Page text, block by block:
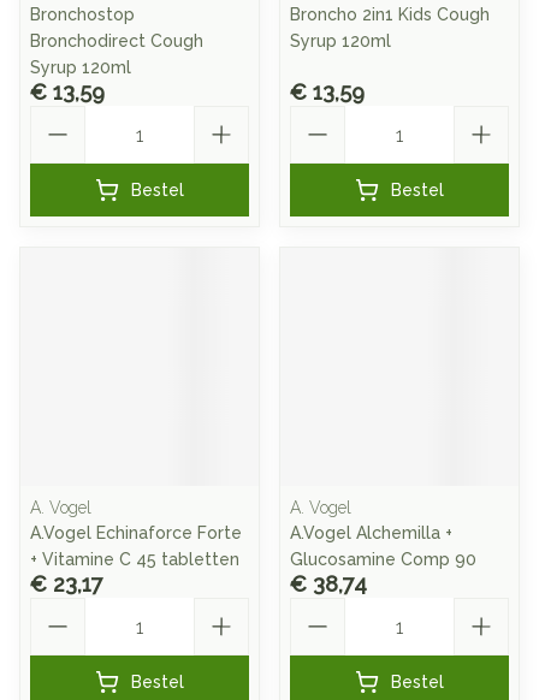
Bronchostop
Bronchodirect Cough
Syrup 120ml
€ 13,59
Bestel
Broncho 2in1 Kids Cough
Syrup 120ml
€ 13,59
Bestel
A. Vogel
A.Vogel Echinaforce Forte
+ Vitamine C 45 tabletten
€ 23,17
Bestel
A. Vogel
A.Vogel Alchemilla +
Glucosamine Comp 90
€ 38,74
Bestel